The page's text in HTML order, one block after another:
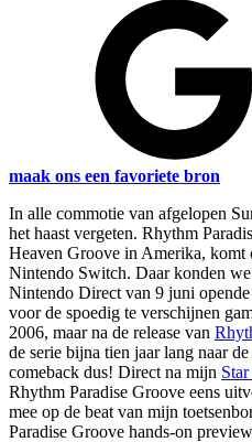
maak ons een favoriete bron
In alle commotie van afgelopen
het haast vergeten. Rhythm
Heaven Groove in Amerika,
Nintendo Switch. Daar konden
Nintendo Direct van 9 juni
voor de spoedig te verschijnen
2006, maar na de release van
de serie bijna tien jaar lang naar
comeback dus! Direct na mijn
Rhythm Paradise Groove eens
mee op de beat van mijn
Paradise Groove hands-on